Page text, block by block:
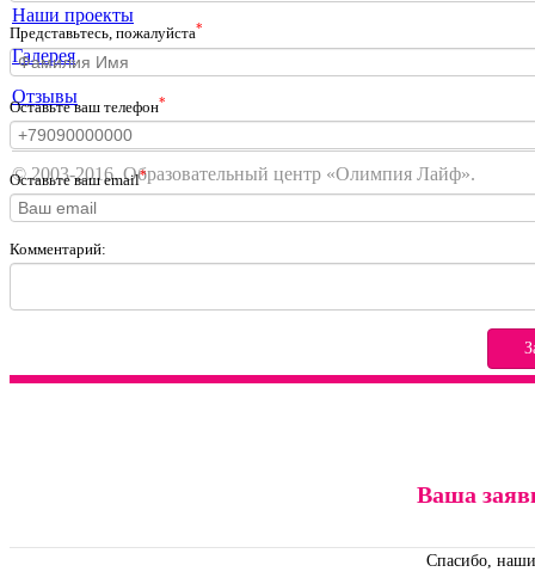
Наши проекты
Галерея
Отзывы
© 2003-2016. Образовательный центр «Олимпия Лайф».
Представьтесь, пожалуйста*
Оставьте ваш телефон*
Оставьте ваш email*
Комментарий:
Ваша
Спасибо,